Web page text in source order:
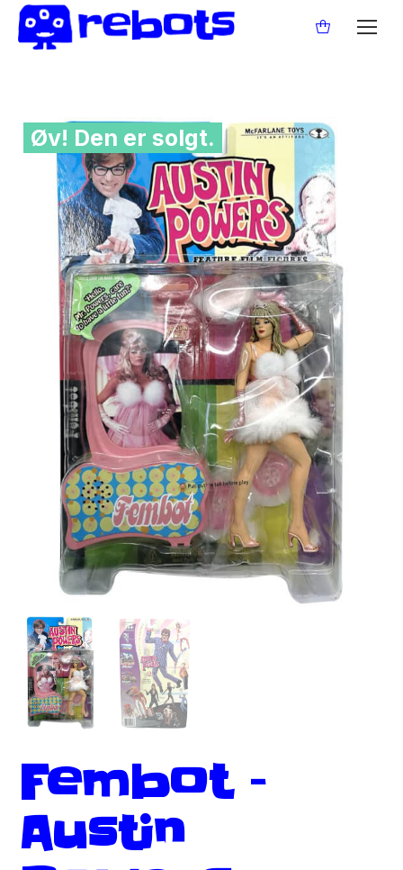
Øv! Den er solgt.
Fembot –
Austin